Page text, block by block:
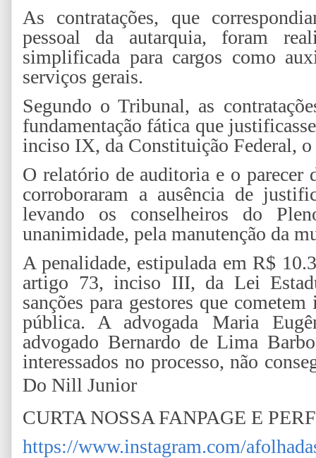
As contratações, que
pessoal da autarquia, foram
simplificada para cargos como
serviços gerais.
Segundo o Tribunal, as
fundamentação fática que
inciso IX, da Constituição Federal,
O relatório de auditoria e o
corroboraram a ausência de
levando os conselheiros do
unanimidade, pela manutenção da
A penalidade, estipulada em R$
artigo 73, inciso III, da Lei
sanções para gestores que
pública. A advogada Maria
advogado Bernardo de Lima
interessados no processo, não
Do Nill Junior
CURTA NOSSA FANPAGE E
https://www.instagram.com/